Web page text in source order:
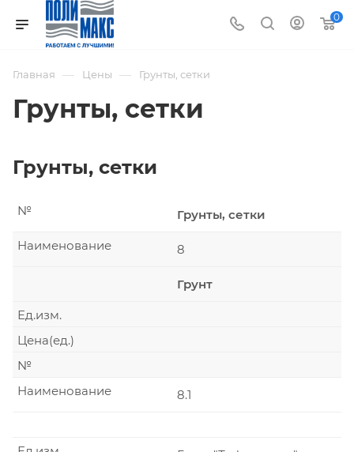
0
Главная — Цены — Грунты, сетки
Грунты, сетки
Грунты, сетки
Грунты, сетки
№
8
Наименование
Грунт
Ед.изм.
Цена(ед.)
№
8.1
Наименование